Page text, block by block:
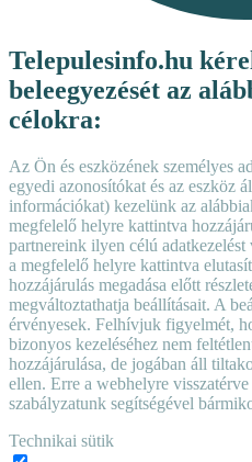
Telepulesinfo.hu
beleegyezését az
célokra:
Az Ön és eszközének személyes
egyedi azonosítókat és az eszköz
információkat) kezelünk az
megfelelő helyre kattintva
partnereink ilyen célú
a megfelelő helyre kattintva
hozzájárulás megadása előtt
megváltoztathatja beállításait. A
érvényesek. Felhívjuk figyelmét,
bizonyos kezeléséhez nem
hozzájárulása, de jogában áll
ellen. Erre a webhelyre
szabályzatunk segítségével
Technikai sütik